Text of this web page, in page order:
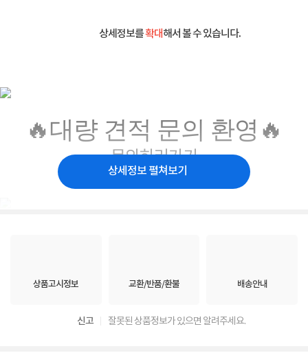
상세정보를확대해서 볼 수 있습니다.
🔥대량 견적 문의 환영🔥
문의하러가기
상세정보 펼쳐보기
상품고시정보 교환/반품/환불 배송안내
신고 잘못된 상품정보가 있으면 알려주세요.